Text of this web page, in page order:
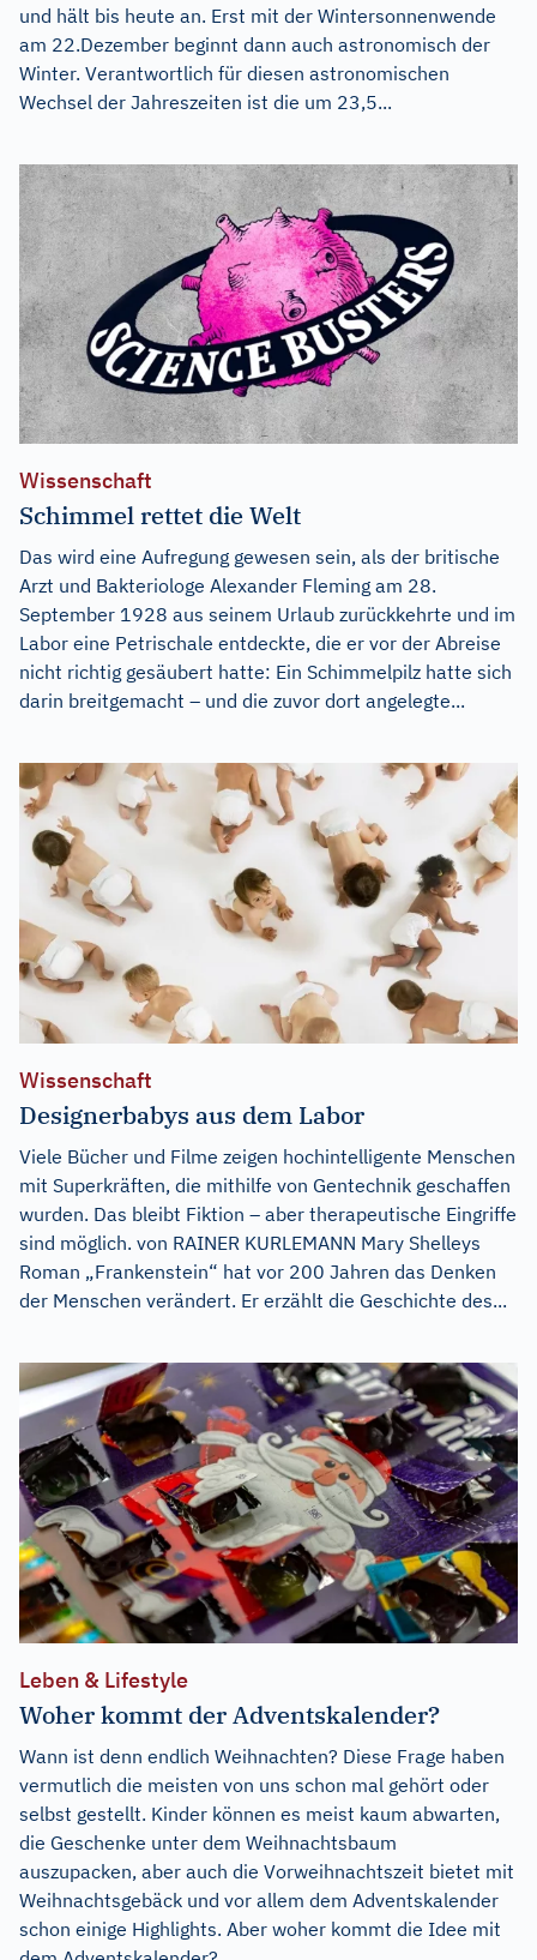
und hält bis heute an. Erst mit der Wintersonnenwende
am 22.Dezember beginnt dann auch astronomisch der
Winter. Verantwortlich für diesen astronomischen
Wechsel der Jahreszeiten ist die um 23,5...
Wissenschaft
Schimmel rettet die Welt
Das wird eine Aufregung gewesen sein, als der britische
Arzt und Bakteriologe Alexander Fleming am 28.
September 1928 aus seinem Urlaub zurückkehrte und im
Labor eine Petrischale entdeckte, die er vor der Abreise
nicht richtig gesäubert hatte: Ein Schimmelpilz hatte sich
darin breitgemacht – und die zuvor dort angelegte...
Wissenschaft
Designerbabys aus dem Labor
Viele Bücher und Filme zeigen hochintelligente Menschen
mit Superkräften, die mithilfe von Gentechnik geschaffen
wurden. Das bleibt Fiktion – aber therapeutische Eingriffe
sind möglich. von RAINER KURLEMANN Mary Shelleys
Roman „Frankenstein“ hat vor 200 Jahren das Denken
der Menschen verändert. Er erzählt die Geschichte des...
Leben & Lifestyle
Woher kommt der Adventskalender?
Wann ist denn endlich Weihnachten? Diese Frage haben
vermutlich die meisten von uns schon mal gehört oder
selbst gestellt. Kinder können es meist kaum abwarten,
die Geschenke unter dem Weihnachtsbaum
auszupacken, aber auch die Vorweihnachtszeit bietet mit
Weihnachtsgebäck und vor allem dem Adventskalender
schon einige Highlights. Aber woher kommt die Idee mit